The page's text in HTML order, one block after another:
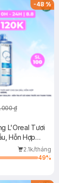
-48%
₫
L'Oreal Tươi
Hỗn Hợp
2.1k/tháng
49%